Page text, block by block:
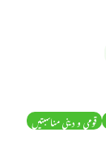
قومی و دینی مناسبتیں